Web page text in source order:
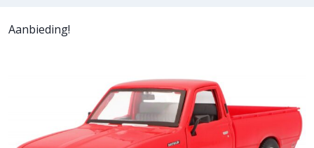
Aanbieding!